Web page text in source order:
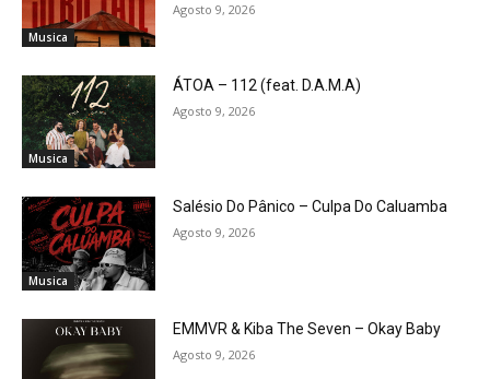
Musica
Agosto 9, 2026
Musica
ÁTOA – 112 (feat. D.A.M.A)
Agosto 9, 2026
Musica
Salésio Do Pânico – Culpa Do Caluamba
Agosto 9, 2026
EMMVR & Kiba The Seven – Okay Baby
Agosto 9, 2026